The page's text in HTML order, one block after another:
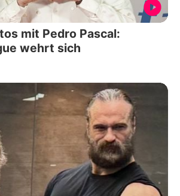
mit Pedro Pascal:
wehrt sich